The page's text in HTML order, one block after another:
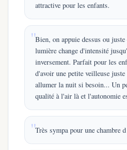
attractive pour les enfants.
Bien, on appuie dessus ou
lumière change d'intensité
inversement. Parfait pour les
d'avoir une petite veilleuse
allumer la nuit si besoin... Un
qualité à l'air là et l'autonomie
Très sympa pour une chambre